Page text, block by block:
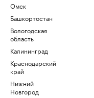
Омск
Башкортостан
Вологодская
область
Калининград
Краснодарский
край
Нижний
Новгород